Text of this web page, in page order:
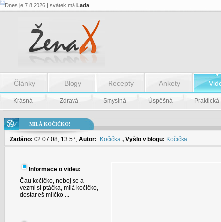
Milá
Dnes je 7.8.2026 | svátek má Lada
Články Blogy Recepty Ankety
Krásná Zdravá Smyslná Úspěšná Praktická
MILÁ KOČIČKO!
Zadáno: 02.07.08, 13:57, Autor: Kočička , Vyšlo v blogu: Kočička
Informace o videu:
Čau kočičko, neboj se a
vezmi si ptáčka, milá kočičko,
dostaneš mlíčko ...